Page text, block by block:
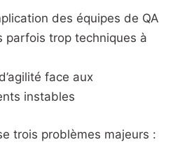
des équipes de QA
parfois trop techniques à
face aux
instables
trois problèmes majeurs :